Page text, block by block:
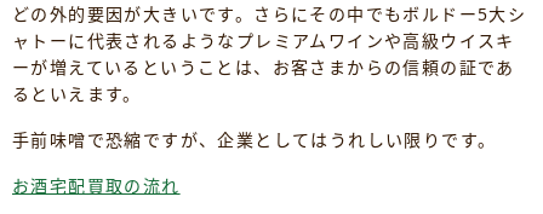
どの外的要因が大きいです。さらにその中でもボルドー5大シ
ャトーに代表されるようなプレミアムワインや高級ウイスキ
ーが増えているということは、お客さまからの信頼の証であ
るといえます。
手前味噌で恐縮ですが、企業としてはうれしい限りです。
お酒宅配買取の流れ